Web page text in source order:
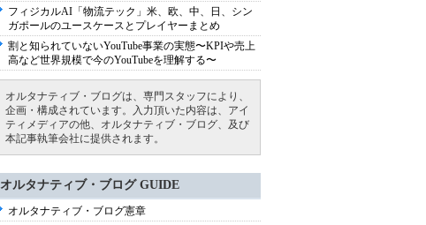
フィジカルAI「物流テック」米、欧、中、日、シン
ガポールのユースケースとプレイヤーまとめ
割と知られていないYouTube事業の実態〜KPIや売上
高など世界規模で今のYouTubeを理解する〜
オルタナティブ・ブログは、専門スタッフにより、
企画・構成されています。入力頂いた内容は、アイ
ティメディアの他、オルタナティブ・ブログ、及び
本記事執筆会社に提供されます。
オルタナティブ・ブログ GUIDE
オルタナティブ・ブログ憲章